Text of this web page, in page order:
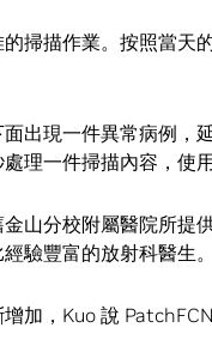
掃描作業。按照當天
出現一件異常病例，
理一件掃描內容，使
山分校附屬醫院所提
驗豐富的放射科醫生。
增加，Kuo 說